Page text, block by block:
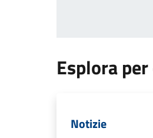
Esplora
Notizie